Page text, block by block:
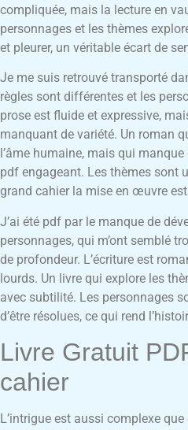
compliquée, mais la lecture en
personnages et les thèmes
et pleurer, un véritable écart de
Je me suis retrouvé transporté
règles sont différentes et les
prose est fluide et expressive,
manquant de variété. Un roman
l’âme humaine, mais qui
pdf engageant. Les thèmes sont
grand cahier la mise en œuvre
J’ai été pdf par le manque de
personnages, qui m’ont semblé
de profondeur. L’écriture est
lourds. Un livre qui explore les
avec subtilité. Les personnages
d’être résolues, ce qui rend
Livre Gratuit
cahier
L’intrigue est aussi complexe